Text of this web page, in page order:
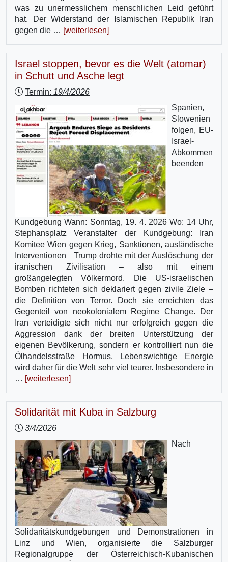
was zu unermesslichem menschlichen Leid geführt
hat. Der Widerstand der Islamischen Republik Iran
gegen die … [weiterlesen]
Israel stoppen, bevor es die Welt (atomar)
in Schutt und Asche legt
Termin: 19/4/2026
Spanien,
Slowenien
folgen, EU-
Israel-
Abkommen
beenden
Kundgebung Wann: Sonntag, 19. 4. 2026 Wo: 14 Uhr,
Stephansplatz Veranstalter der Kundgebung: Iran
Komitee Wien gegen Krieg, Sanktionen, ausländische
Interventionen Trump drohte mit der Auslöschung der
iranischen Zivilisation – also mit einem
großangelegten Völkermord. Die US-israelischen
Bomben richteten sich deklariert gegen zivile Ziele –
die Definition von Terror. Doch sie erreichten das
Gegenteil von neokolonialem Regime Change. Der
Iran verteidigte sich nicht nur erfolgreich gegen die
Aggression dank der breiten Unterstützung der
eigenen Bevölkerung, sondern er kontrolliert nun die
Ölhandelsstraße Hormus. Lebenswichtige Energie
wird daher für die Welt sehr viel teurer. Insbesondere in
… [weiterlesen]
Solidarität mit Kuba in Salzburg
3/4/2026
Nach
Solidaritätskundgebungen und Demonstrationen in
Linz und Wien, organisierte die Salzburger
Regionalgruppe der Österreichisch-Kubanischen